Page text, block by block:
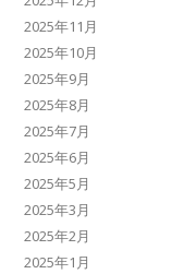
2025年11月
2025年10月
2025年9月
2025年8月
2025年7月
2025年6月
2025年5月
2025年3月
2025年2月
2025年1月